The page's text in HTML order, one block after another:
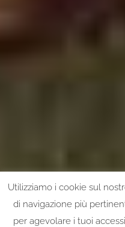
Utilizziamo i cookie sul
di navigazione più
per agevolare i tuoi